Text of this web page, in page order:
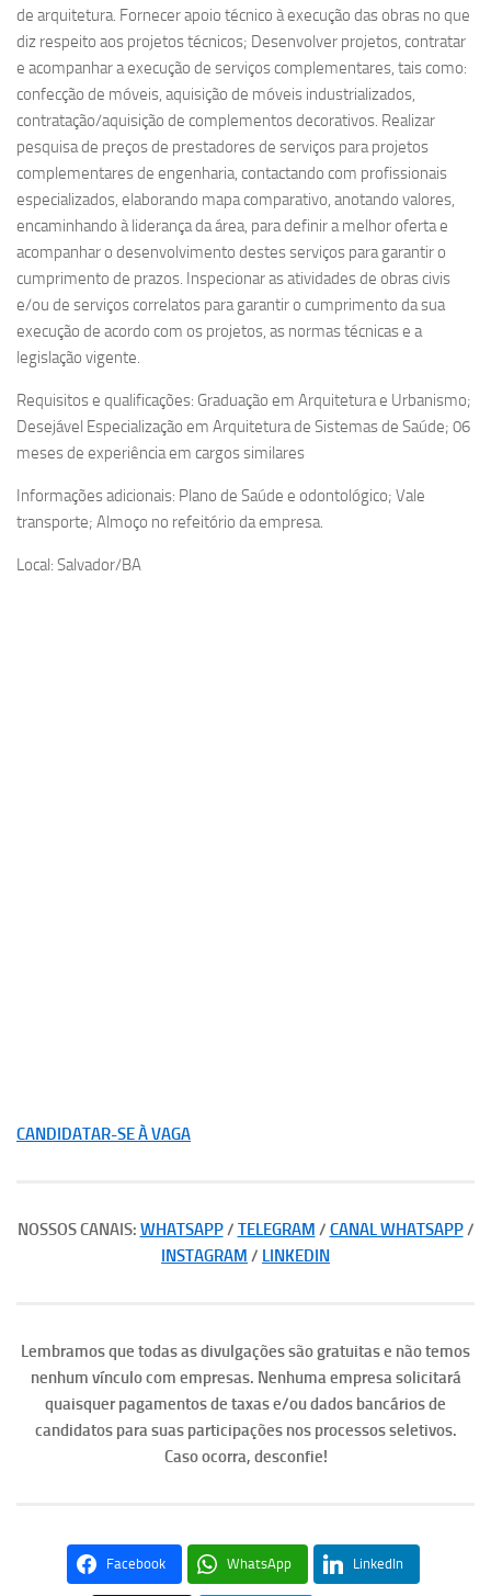
de arquitetura. Fornecer apoio técnico à execução das obras no que
diz respeito aos projetos técnicos; Desenvolver projetos, contratar
e acompanhar a execução de serviços complementares, tais como:
confecção de móveis, aquisição de móveis industrializados,
contratação/aquisição de complementos decorativos. Realizar
pesquisa de preços de prestadores de serviços para projetos
complementares de engenharia, contactando com profissionais
especializados, elaborando mapa comparativo, anotando valores,
encaminhando à liderança da área, para definir a melhor oferta e
acompanhar o desenvolvimento destes serviços para garantir o
cumprimento de prazos. Inspecionar as atividades de obras civis
e/ou de serviços correlatos para garantir o cumprimento da sua
execução de acordo com os projetos, as normas técnicas e a
legislação vigente.
Requisitos e qualificações: Graduação em Arquitetura e Urbanismo;
Desejável Especialização em Arquitetura de Sistemas de Saúde; 06
meses de experiência em cargos similares
Informações adicionais: Plano de Saúde e odontológico; Vale
transporte; Almoço no refeitório da empresa.
Local: Salvador/BA
CANDIDATAR-SE À VAGA
NOSSOS CANAIS: WHATSAPP/ TELEGRAM / CANAL WHATSAPP/
INSTAGRAM / LINKEDIN
Lembramos que todas as divulgações são gratuitas e não temos
nenhum vínculo com empresas. Nenhuma empresa solicitará
quaisquer pagamentos de taxas e/ou dados bancários de
candidatos para suas participações nos processos seletivos.
Caso ocorra, desconfie!
Facebook WhatsApp LinkedIn